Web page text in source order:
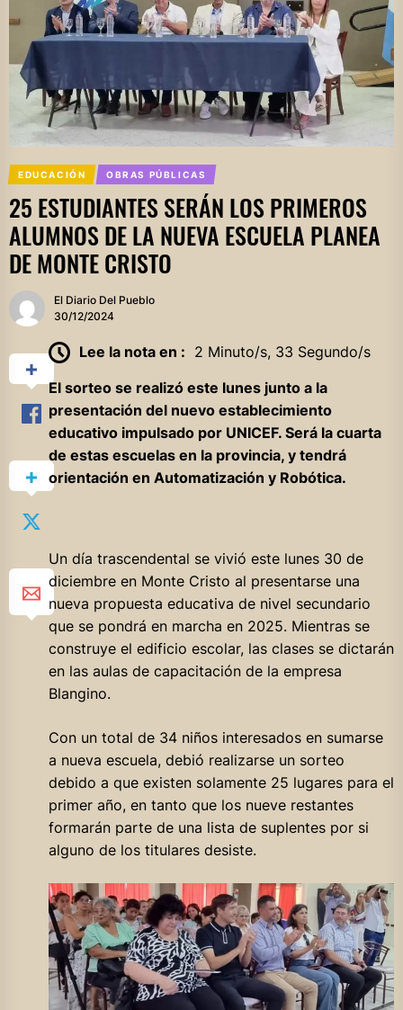
EDUCACIÓN OBRAS PÚBLICAS
25 ESTUDIANTES SERÁN LOS PRIMEROS
ALUMNOS DE LA NUEVA ESCUELA PLANEA
DE MONTE CRISTO
El Diario Del Pueblo
30/12/2024
Lee la nota en : 2 Minuto/s, 33 Segundo/s
El sorteo se realizó este lunes junto a la
presentación del nuevo establecimiento
educativo impulsado por UNICEF. Será la cuarta
de estas escuelas en la provincia, y tendrá
orientación en Automatización y Robótica.
Un día trascendental se vivió este lunes 30 de
diciembre en Monte Cristo al presentarse una
nueva propuesta educativa de nivel secundario
que se pondrá en marcha en 2025. Mientras se
construye el edificio escolar, las clases se dictarán
en las aulas de capacitación de la empresa
Blangino.
Con un total de 34 niños interesados en sumarse
a nueva escuela, debió realizarse un sorteo
debido a que existen solamente 25 lugares para el
primer año, en tanto que los nueve restantes
formarán parte de una lista de suplentes por si
alguno de los titulares desiste.